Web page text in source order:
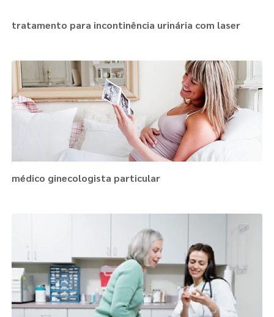
tratamento para incontinência urinária com laser
médico ginecologista particular